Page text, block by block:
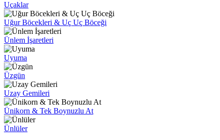
Uçaklar
Uğur Böcekleri & Uç Uç Böceği
Ünlem İşaretleri
Uyuma
Üzgün
Uzay Gemileri
Ünikorn & Tek Boynuzlu At
Ünlüler